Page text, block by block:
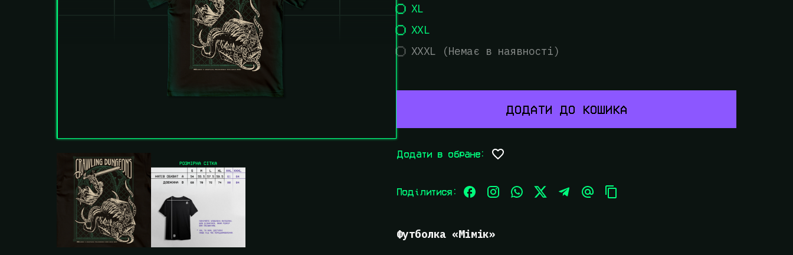
XL
XXL
XXXL (Немає в наявності)
ДОДАТИ ДО КОШИКА
Додати в обране:
Поділитися:
Футболка «Мімік»